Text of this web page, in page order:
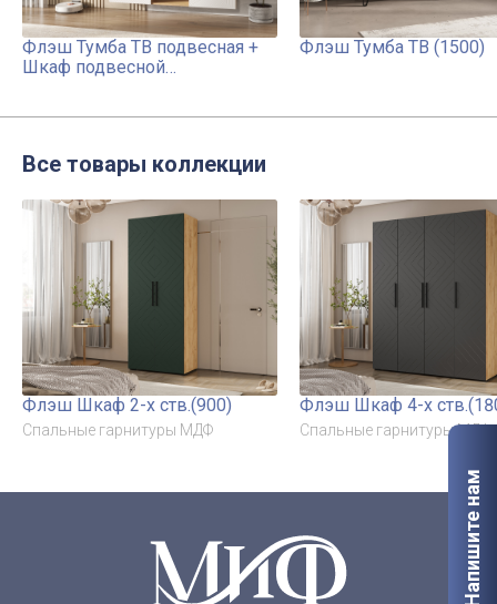
Флэш Тумба ТВ подвесная +
Шкаф подвесной
Флэш Тумба ТВ (1500)
Все товары коллекции
Флэш Шкаф 2-х ств.(900)
Спальные гарнитуры МДФ
Флэш Шкаф 4-х
Спальные гарнитуры МДФ
Напишите нам